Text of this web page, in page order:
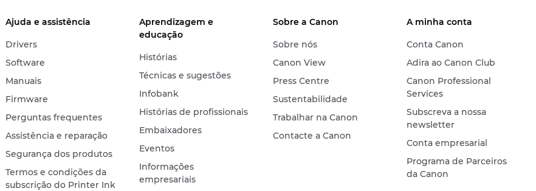
Ajuda e assistência
Drivers
Software
Manuais
Firmware
Perguntas frequentes
Assistência e reparação
Segurança dos produtos
Termos e condições da
subscrição do Printer Ink
Aprendizagem e
educação
Histórias
Técnicas e sugestões
Infobank
Histórias de profissionais
Embaixadores
Eventos
Informações
empresariais
Sobre a Canon
Sobre nós
Canon View
Press Centre
Sustentabilidade
Trabalhar na Canon
Contacte a Canon
A minha conta
Conta Canon
Adira ao Canon Club
Canon Professional
Services
Subscreva a nossa
newsletter
Conta empresarial
Programa de Parceiros
da Canon